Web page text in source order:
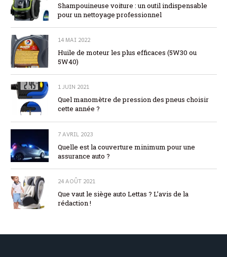
Shampouineuse voiture : un outil indispensable
pour un nettoyage professionnel
14 MAI 2022
Huile de moteur les plus efficaces (5W30 ou
5W40)
1 JUIN 2021
Quel manomètre de pression des pneus choisir
cette année ?
7 AVRIL 2023
Quelle est la couverture minimum pour une
assurance auto ?
24 AOÛT 2021
Que vaut le siège auto Lettas ? L’avis de la
rédaction !